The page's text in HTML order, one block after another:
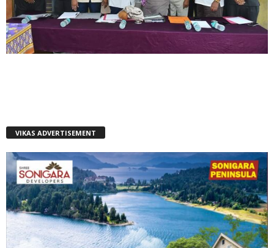
VIKAS ADVERTISEMENT